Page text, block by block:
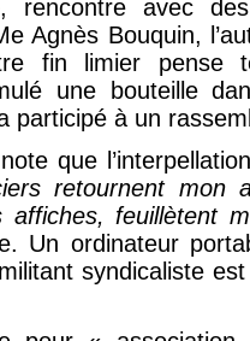
rencontre avec
Agnès Bouquin,
fin limier pense
une bouteille
participé à un
que
retournent mon
affiches, feuillètent
Un ordinateur
syndicaliste